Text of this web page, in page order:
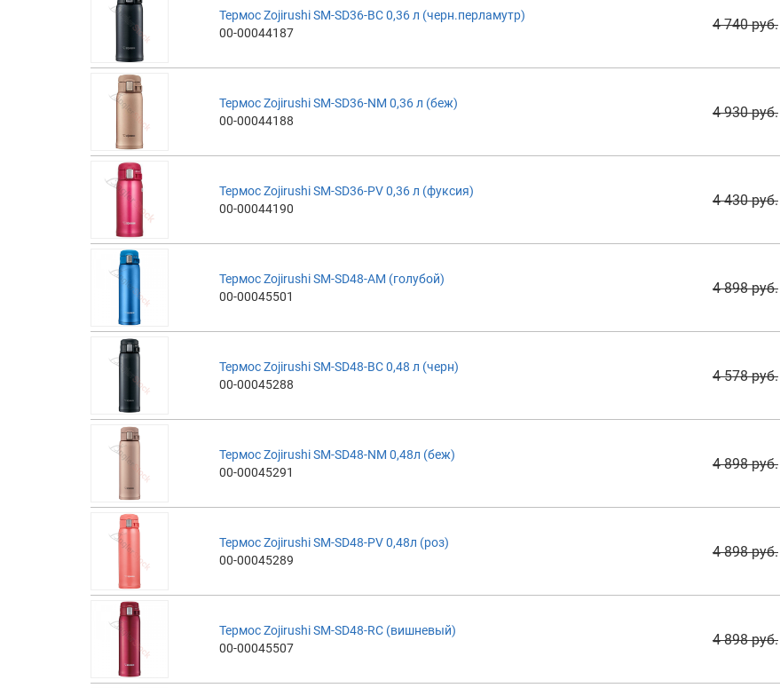
Термос Zojirushi SM-SD36-BC 0,36 л (черн.перламутр)
00-00044187
4 740 руб.
Термос Zojirushi SM-SD36-NM 0,36 л (беж)
00-00044188
4 930 руб.
Термос Zojirushi SM-SD36-PV 0,36 л (фуксия)
00-00044190
4 430 руб.
Термос Zojirushi SM-SD48-AM (голубой)
00-00045501
4 898 руб.
Термос Zojirushi SM-SD48-BC 0,48 л (черн)
00-00045288
4 578 руб.
Термос Zojirushi SM-SD48-NM 0,48л (беж)
00-00045291
4 898 руб.
Термос Zojirushi SM-SD48-PV 0,48л (роз)
00-00045289
4 898 руб.
Термос Zojirushi SM-SD48-RC (вишневый)
00-00045507
4 898 руб.